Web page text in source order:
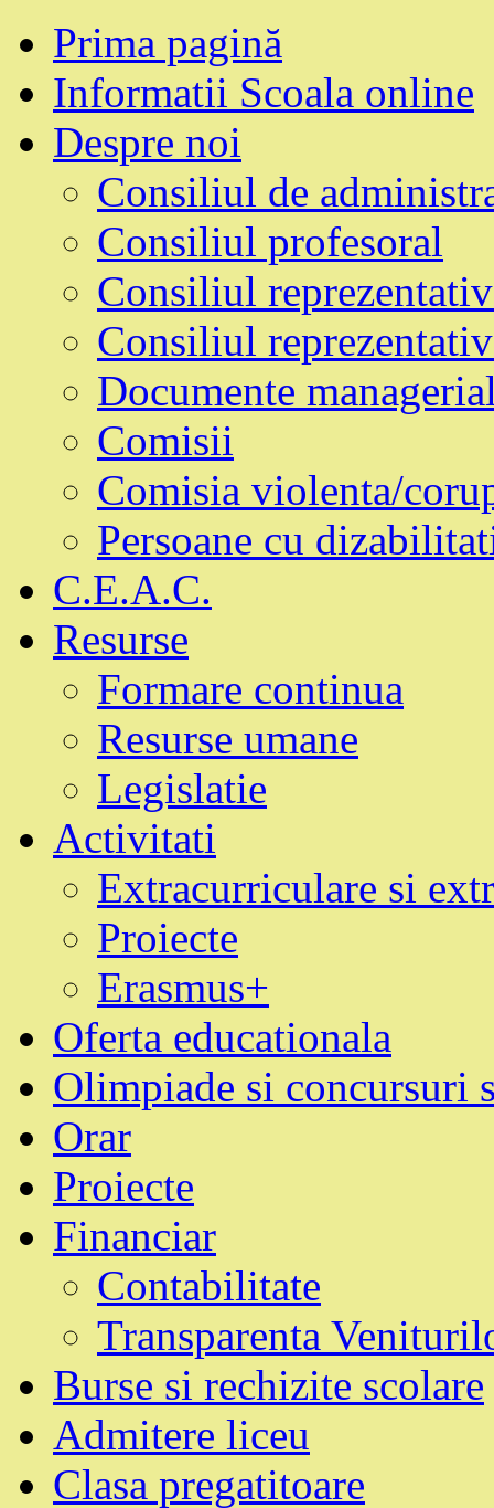
Prima pagină
Informatii Scoala online
Despre noi
Consiliul de
Consiliul profesoral
Consiliul
Consiliul
Documente
Comisii
Comisia violenta/
Persoane cu
C.E.A.C.
Resurse
Formare continua
Resurse umane
Legislatie
Activitati
Extracurriculare si
Proiecte
Erasmus+
Oferta educationala
Olimpiade si concursuri
Orar
Proiecte
Financiar
Contabilitate
Transparenta
Burse si rechizite scolare
Admitere liceu
Clasa pregatitoare